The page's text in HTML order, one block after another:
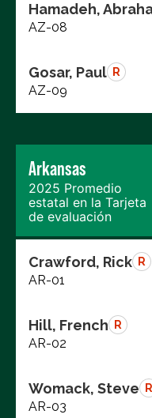
Hamadeh,
AZ-08
Gosar, Paul R
AZ-09
Arkansas
2025 Promedio
estatal en la Tarjeta
de evaluación
Crawford, Rick R
AR-01
Hill, French R
AR-02
Womack, Steve R
AR-03